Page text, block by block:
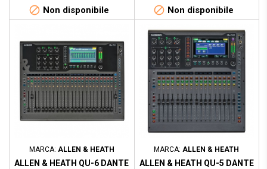
 Non disponibile  Non disponibile
MARCA: ALLEN & HEATH
ALLEN & HEATH QU-6 DANTE
MARCA:ALLEN & HEATH
ALLEN & HEATH QU-5 DANTE